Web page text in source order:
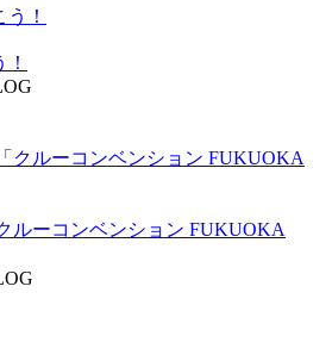
ルーコンベンション FUKUOKA